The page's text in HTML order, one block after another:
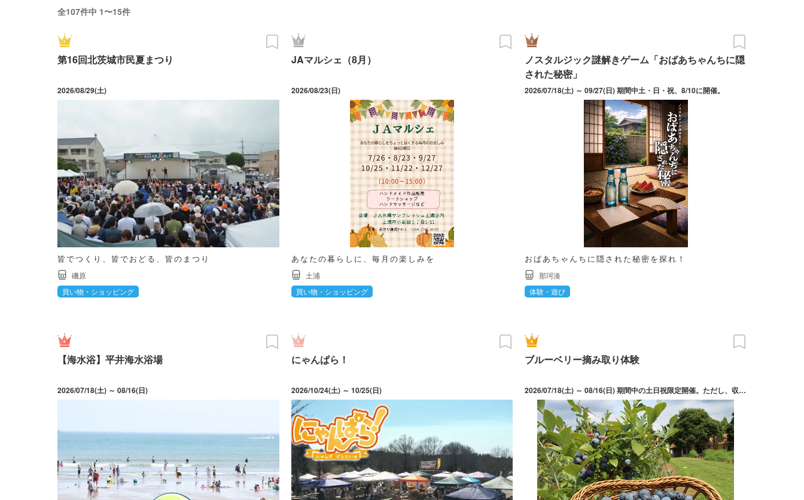
全107件中 1〜15件
第16回北茨城市民夏まつり
2026/08/29(土)
皆でつくり、皆でおどる、皆のまつり
磯原
買い物・ショッピング
JAマルシェ（8月）
2026/08/23(日)
あなたの暮らしに、毎月の楽しみを
土浦
買い物・ショッピング
ノスタルジック謎解きゲーム「おばあちゃんちに隠
された秘密」
2026/07/18(土) ～ 09/27(日) 期間中土・日・祝、8/10に開催。
おばあちゃんちに隠された秘密を探れ！
那珂湊
体験・遊び
【海水浴】平井海水浴場
2026/07/18(土) ～ 08/16(日)
にゃんぱら！
2026/10/24(土) ～ 10/25(日)
ブルーベリー摘み取り体験
2026/07/18(土) ～ 08/16(日) 期間中の土日祝限定開催。ただし、収穫物がなくなり次第終了となる。